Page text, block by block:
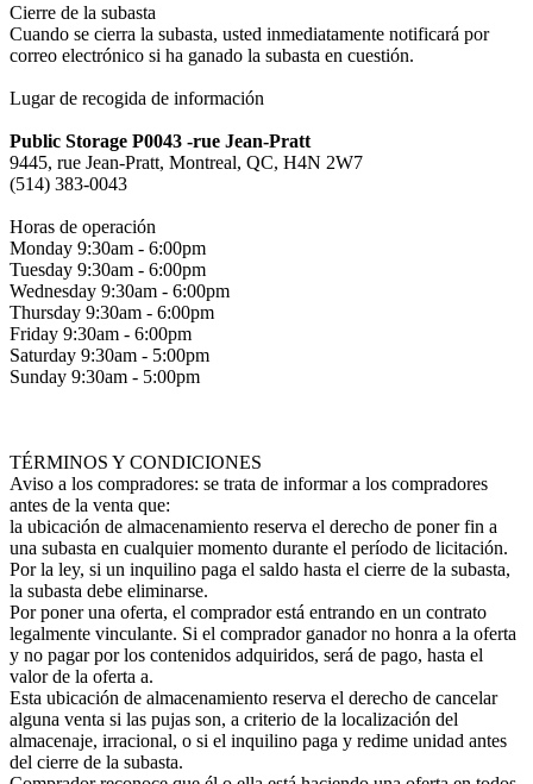
Cierre de la subasta
Cuando se cierra la subasta, usted inmediatamente notificará por
correo electrónico si ha ganado la subasta en cuestión.
Lugar de recogida de información
Public Storage P0043 -rue Jean-Pratt
9445, rue Jean-Pratt, Montreal, QC, H4N 2W7
(514) 383-0043
Horas de operación
Monday 9:30am - 6:00pm
Tuesday 9:30am - 6:00pm
Wednesday 9:30am - 6:00pm
Thursday 9:30am - 6:00pm
Friday 9:30am - 6:00pm
Saturday 9:30am - 5:00pm
Sunday 9:30am - 5:00pm
TÉRMINOS Y CONDICIONES
Aviso a los compradores: se trata de informar a los compradores
antes de la venta que:
la ubicación de almacenamiento reserva el derecho de poner fin a
una subasta en cualquier momento durante el período de licitación.
Por la ley, si un inquilino paga el saldo hasta el cierre de la subasta,
la subasta debe eliminarse.
Por poner una oferta, el comprador está entrando en un contrato
legalmente vinculante. Si el comprador ganador no honra a la oferta
y no pagar por los contenidos adquiridos, será de pago, hasta el
valor de la oferta a.
Esta ubicación de almacenamiento reserva el derecho de cancelar
alguna venta si las pujas son, a criterio de la localización del
almacenaje, irracional, o si el inquilino paga y redime unidad antes
del cierre de la subasta.